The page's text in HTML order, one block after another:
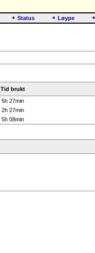
Status
Løype
Tid brukt
5h 27min
2h 27min
5h 08min